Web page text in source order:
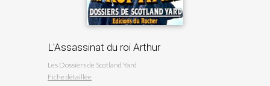
L'Assassinat du roi Arthur
Les Dossiers de Scotland Yard
Fiche détaillée